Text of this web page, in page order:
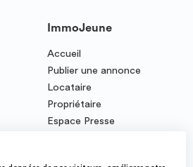
ImmoJeune
Accueil
Publier une annonce
Locataire
Propriétaire
Espace Presse